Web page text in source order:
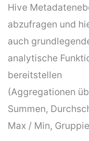
Hive
abzufragen und
auch
analytische
bereitstellen
(Aggregationen
Summen,
Max / Min,